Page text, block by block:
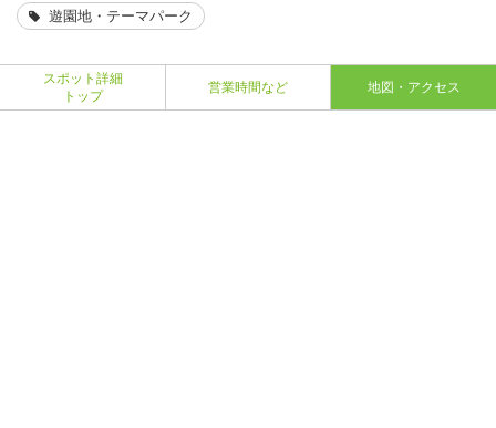
遊園地・テーマパーク
スポット詳細
トップ
営業時間など 地図・アクセス